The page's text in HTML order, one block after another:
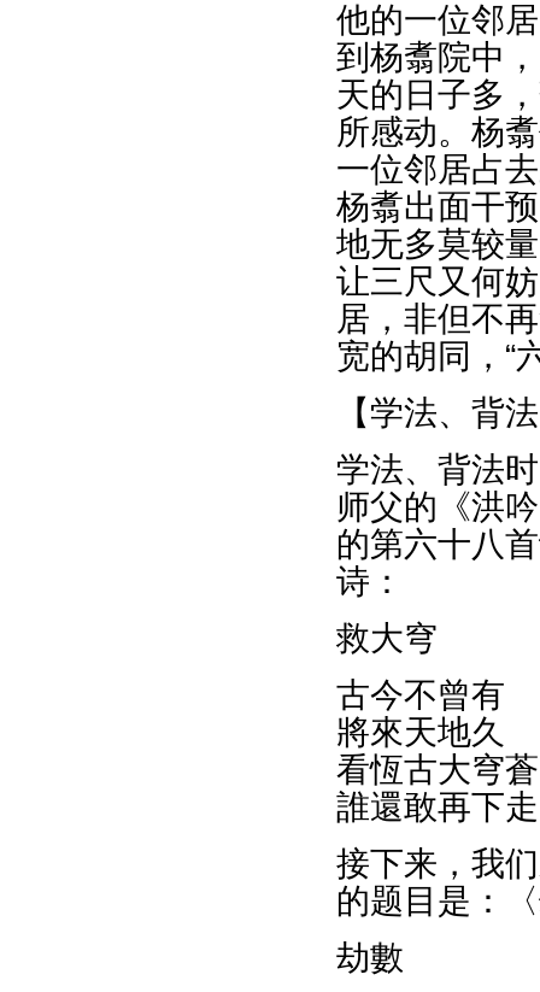
他的一位邻
到杨翥院中
天的日子多
所感动。杨
一位邻居占
杨翥出面干
地无多莫较
让三尺又何
居，非但不
宽的胡同，“
【学法、背
学法、背法
师父的《洪
的第六十八
诗：
救大穹
古今不曾有
將來天地久
看恆古大穹蒼
誰還敢再下走
接下来，我
的题目是：
劫數